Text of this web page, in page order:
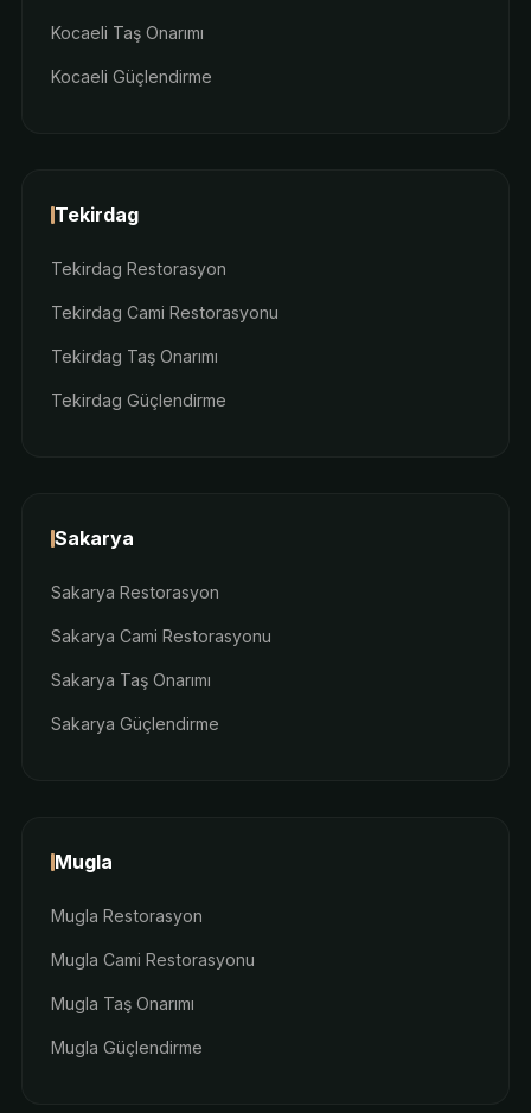
Kocaeli Taş Onarımı
Kocaeli Güçlendirme
Tekirdag
Tekirdag Restorasyon
Tekirdag Cami Restorasyonu
Tekirdag Taş Onarımı
Tekirdag Güçlendirme
Sakarya
Sakarya Restorasyon
Sakarya Cami Restorasyonu
Sakarya Taş Onarımı
Sakarya Güçlendirme
Mugla
Mugla Restorasyon
Mugla Cami Restorasyonu
Mugla Taş Onarımı
Mugla Güçlendirme